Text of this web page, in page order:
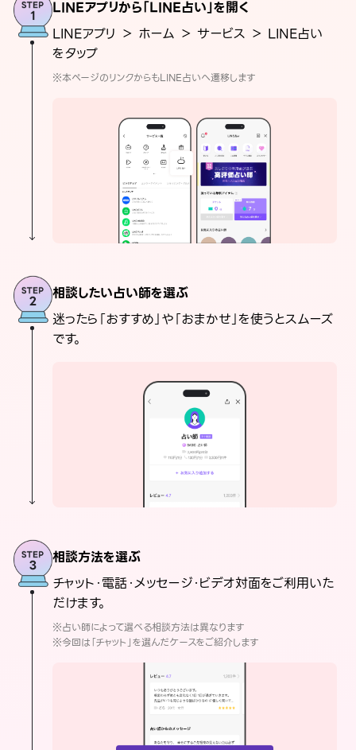
LINEアプリから「LINE占い」を開く
LINEアプリ ＞ ホーム ＞ サービス ＞ LINE占い
をタップ
※本ページのリンクからもLINE占いへ遷移します
相談したい占い師を選ぶ
迷ったら「おすすめ」や「おまかせ」を使うとスムーズ
です。
相談方法を選ぶ
チャット・電話・メッセージ・ビデオ対面をご利用いた
だけます。
※占い師によって選べる相談方法は異なります
※今回は「チャット」を選んだケースをご紹介します